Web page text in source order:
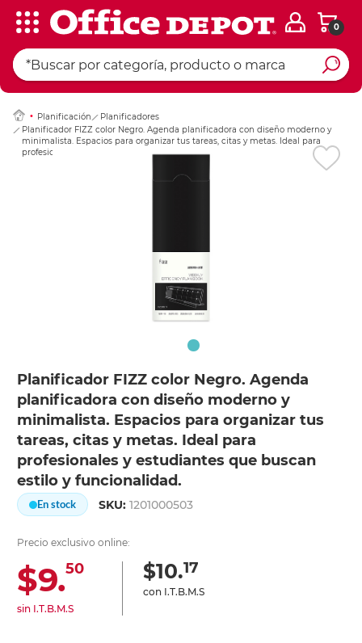
0
Planificación
Planificadores
Planificador FIZZ color Negro. Agenda planificadora con diseño moderno y
minimalista. Espacios para organizar tus tareas, citas y metas. Ideal para
profesionales y estudiantes que buscan estilo y funcionalidad.
Planificador FIZZ color Negro. Agenda
planificadora con diseño moderno y
minimalista. Espacios para organizar tus
tareas, citas y metas. Ideal para
profesionales y estudiantes que buscan
estilo y funcionalidad.
En stock SKU:1201000503
Precio exclusivo online:
$9.50
sin I.T.B.M.S
$10.17
con I.T.B.M.S
Ingresar Codigo